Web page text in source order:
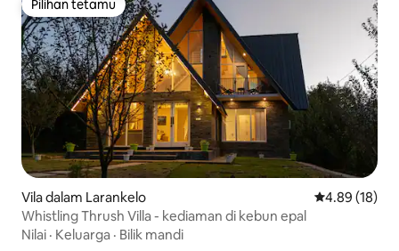
Pilihan tetamu
Pilihan tetamu
Vila dalam Larankelo Penarafan
4.89 (18)
Whistling Thrush Villa - kediaman di kebun epal
Nilai · Keluarga · Bilik mandi